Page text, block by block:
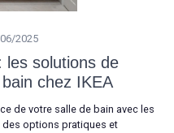
2025
les solutions de
chez IKEA
de votre salle de bain avec les
des options pratiques et